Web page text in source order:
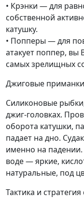
• Крэнки — для
собственной
катушку.
• Попперы — для
атакует поппер, вы
самых зрелищных
Джиговые приманки
Силиконовые
джиг-головках.
оборота катушки,
падает на дно.
именно на
воде — яркие,
натуральные, под
Тактика и